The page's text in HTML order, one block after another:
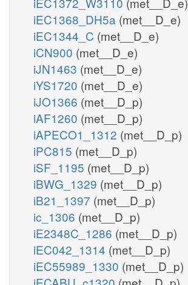
iEC1368_DH5a (met__D_e)
iEC1344_C (met__D_e)
iCN900 (met__D_e)
iJN1463 (met__D_e)
iYS1720 (met__D_e)
iJO1366 (met__D_p)
iAF1260 (met__D_p)
iAPECO1_1312 (met__D_p)
iPC815 (met__D_p)
iSF_1195 (met__D_p)
iBWG_1329 (met__D_p)
iB21_1397 (met__D_p)
ic_1306 (met__D_p)
iE2348C_1286 (met__D_p)
iEC042_1314 (met__D_p)
iEC55989_1330 (met__D_p)